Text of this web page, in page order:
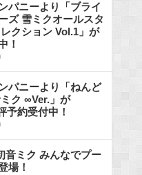
パニーより「ブライ
ズ 雪ミクオールスタ
クション Vol.1」が
！
パニーより「ねんど
ク ∞Ver.」が
予約受付中！
音ミク みんなでプー
場！